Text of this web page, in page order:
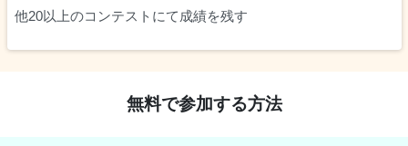
他20以上のコンテストにて成績を残す
無料で参加する方法